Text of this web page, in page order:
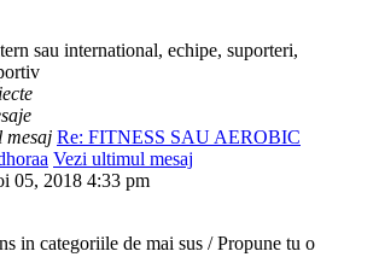
sau international, echipe, suporteri,
mesaj Re: FITNESS SAU AEROBIC
Vezi ultimul mesaj
05, 2018 4:33 pm
in categoriile de mai sus / Propune tu o